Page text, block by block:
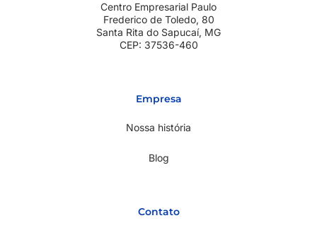
Centro Empresarial Paulo
Frederico de Toledo, 80
Santa Rita do Sapucaí, MG
CEP: 37536-460
Empresa
Nossa história
Blog
Contato